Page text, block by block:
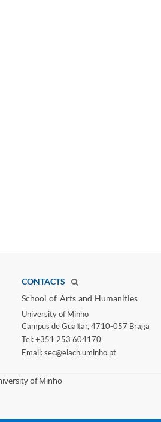
CONTACTS
School of Arts and Humanities​
University of Minho​
Campus de Gualtar, 4710-057 Braga
Tel: +351 253 604170
Email: sec@elach.uminho.pt​
of Minho​​